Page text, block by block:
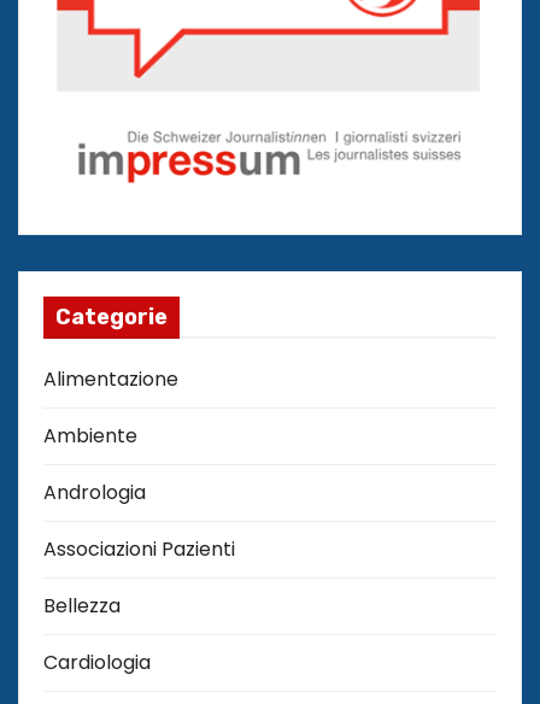
Categorie
Alimentazione
Ambiente
Andrologia
Associazioni Pazienti
Bellezza
Cardiologia